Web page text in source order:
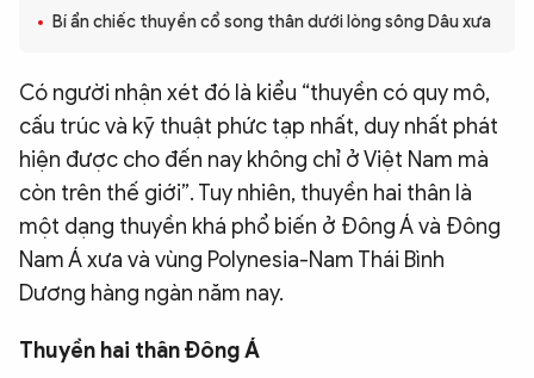
QUỐC TẾ
VĂN HÓA - THỂ THAO
BẠN ĐỌC & CAND
ĐA PHƯƠNG TIỆN
eMagazine
Bí ẩn chiếc thuyền cổ song thân dưới lòng sông Dâu xưa
Có người nhận xét đó là kiểu “thuyền có quy mô,
cấu trúc và kỹ thuật phức tạp nhất, duy nhất phát
hiện được cho đến nay không chỉ ở Việt Nam mà
còn trên thế giới”. Tuy nhiên, thuyền hai thân là
một dạng thuyền khá phổ biến ở Đông Á và Đông
Nam Á xưa và vùng Polynesia-Nam Thái Bình
Dương hàng ngàn năm nay.
Thuyền hai thân Đông Á